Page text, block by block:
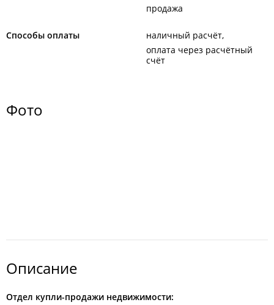
продажа
Способы оплаты
наличный расчёт
оплата через расчётный
счёт
Фото
Описание
Отдел купли-продажи недвижимости: